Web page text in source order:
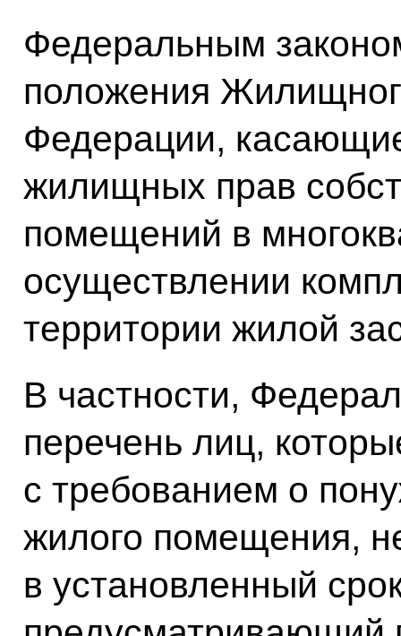
Федеральным
положения
Федерации,
жилищных прав
помещений в
осуществлении
территории жилой
В частности,
перечень лиц,
с требованием о
жилого помещения,
в установленный